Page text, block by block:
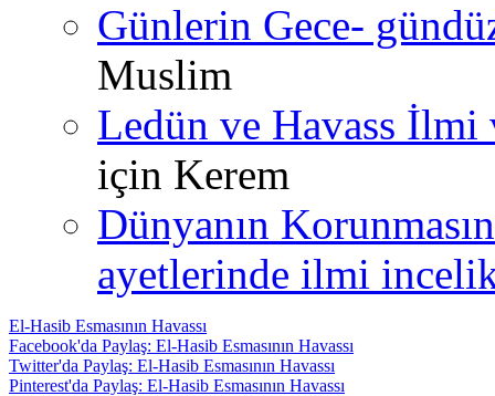
Günlerin Gece-
Muslim
Ledün ve Havass İlmi
için Kerem
Dünyanın
ayetlerinde ilmi
El-Hasib Esmasının Havassı
Facebook'da Paylaş: El-Hasib Esmasının Havassı
Twitter'da Paylaş: El-Hasib Esmasının Havassı
Pinterest'da Paylaş: El-Hasib Esmasının Havassı